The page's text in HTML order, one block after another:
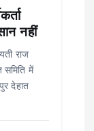
नहीं
राज
समिति में
देहात